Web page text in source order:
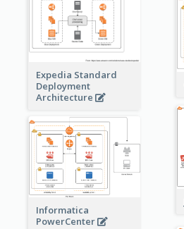
Expedia Standard
Deployment
Architecture
Informatica
PowerCenter